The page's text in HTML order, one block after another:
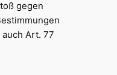
gegen
Art. 77